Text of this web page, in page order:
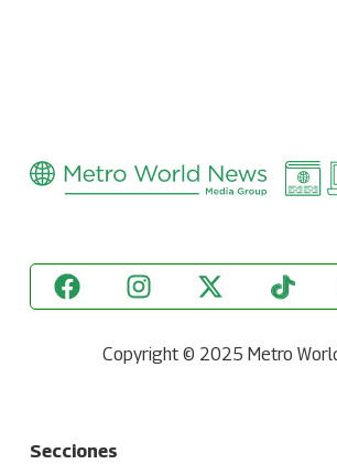
Copyright © 2025 Metro
Secciones